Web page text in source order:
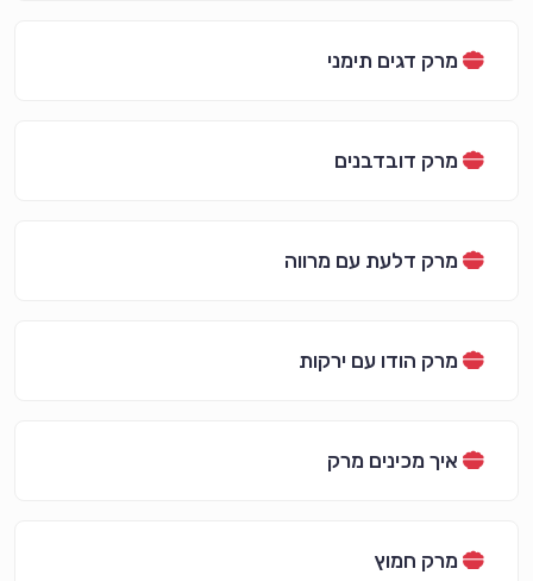
מרק דגים תימני
מרק דובדבנים
מרק דלעת עם מרווה
מרק הודו עם ירקות
איך מכינים מרק
מרק חמוץ